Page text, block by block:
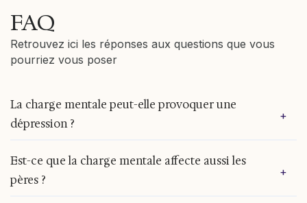
FAQ
Retrouvez ici les réponses aux questions que vous
pourriez vous poser
La charge mentale peut-elle provoquer une
dépression ?
+
Une charge mentale chronique non allégée est
un facteur de risque établi de dépression,
notamment chez les mères. Elle maintient un état
Est-ce que la charge mentale affecte aussi les
pères ?
+